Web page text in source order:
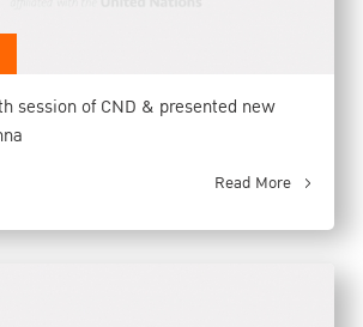
session of CND & presented new
Read More